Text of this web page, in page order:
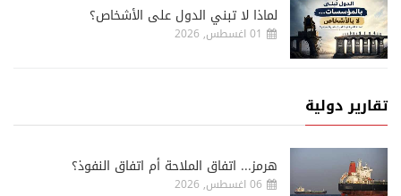
لماذا لا تبني الدول على الأشخاص؟
01 اغسطس, 2026
تقارير دولية
هرمز... اتفاق الملاحة أم اتفاق النفوذ؟
06 اغسطس, 2026